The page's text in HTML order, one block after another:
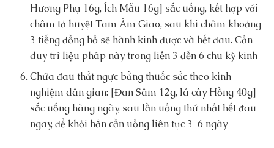
Hương Phụ 16g, Ích Mẫu 16g] sắc uống, kết hợp với
châm tả huyệt Tam Âm Giao, sau khi châm khoảng
3 tiếng đồng hồ sẽ hành kinh được và hết đau. Cần
duy trì liệu pháp này trong liền 3 đến 6 chu kỳ kinh
Chữa đau thắt ngực bằng thuốc sắc theo kinh
nghiệm dân gian: [Đan Sâm 12g, lá cây Hồng 40g]
sắc uống hàng ngày, sau lần uống thứ nhất hết đau
ngay, để khỏi hẳn cần uống liên tục 3-6 ngày